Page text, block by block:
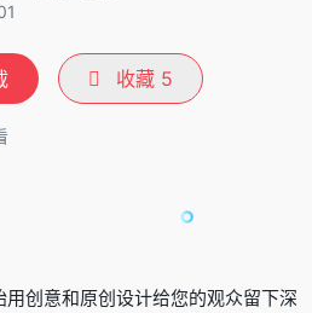
收藏 5
创意和原创设计给您的观众留下深